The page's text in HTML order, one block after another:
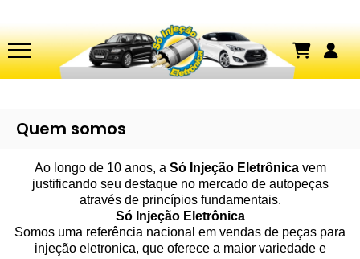
Quem somos
Ao longo de 10 anos, a Só Injeção Eletrônicavem
justificando seu destaque no mercado de autopeças
através de princípios fundamentais.
Só Injeção Eletrônica
Somos uma referência nacional em vendas de peças para
injeção eletronica, que oferece a maior variedade e